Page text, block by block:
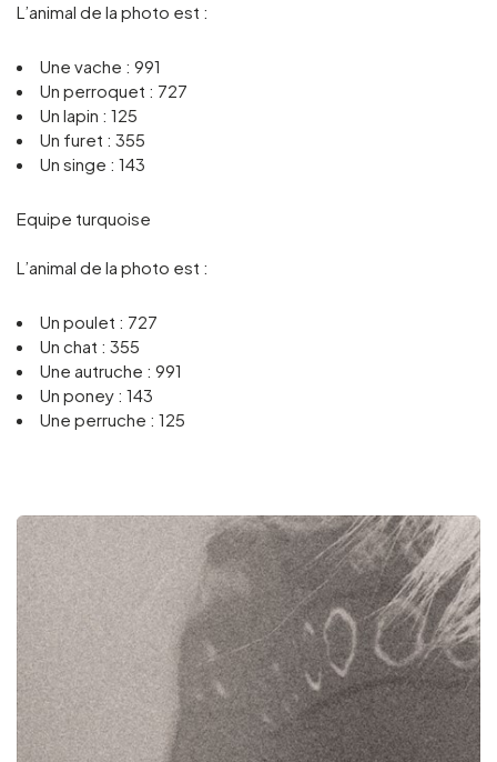
L’animal de la photo est :
Une vache : 991
Un perroquet : 727
Un lapin : 125
Un furet : 355
Un singe : 143
Equipe turquoise
L’animal de la photo est :
Un poulet : 727
Un chat : 355
Une autruche : 991
Un poney : 143
Une perruche : 125